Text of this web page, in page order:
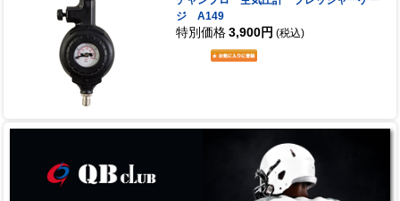
ジ A149
特別価格 3,900円 (税込)